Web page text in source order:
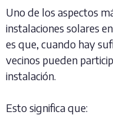
Uno de los aspectos
instalaciones solares
es que, cuando hay
vecinos pueden
instalación.
Esto significa que: